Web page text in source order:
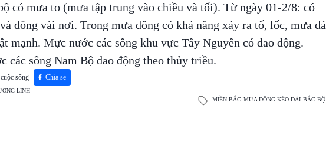
có mưa to (mưa tập trung vào chiều và tối). Từ ngày 01-2/8: có
dông vài nơi. Trong mưa dông có khả năng xảy ra tố, lốc, mưa đá
mạnh. Mực nước các sông khu vực Tây Nguyên có dao động.
các sông Nam Bộ dao động theo thủy triều.
sống Chia sẻ
LINH
MIỀN BẮC MƯA DÔNG KÉO DÀI BẮC BỘ